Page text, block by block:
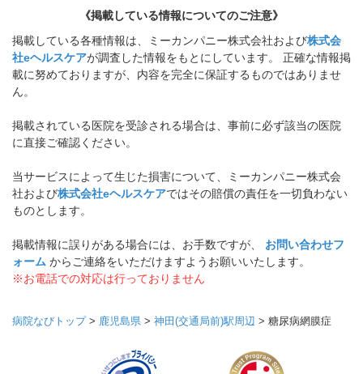
《掲載している情報についてのご注意》
掲載している各種情報は、ミーカンパニー株式会社および株式会
社eヘルスケアが調査した情報をもとにしています。 正確な情報掲
載に努めておりますが、内容を完全に保証するものではありませ
ん。
掲載されている医院を受診される場合は、事前に必ず該当の医院
に直接ご確認ください。
当サービスによって生じた損害について、ミーカンパニー株式会
社および株式会社eヘルスケアではその賠償の責任を一切負わない
ものとします。
掲載情報に誤りがある場合には、お手数ですが、 お問い合わせフ
ォーム からご連絡をいただけますようお願いいたします。
※お電話での対応は行っておりません
病院なびトップ> 鹿児島県 > 神田(交通局前)駅周辺 > 糖尿病網膜症